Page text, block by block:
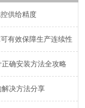
供给精度
有效保障生产连续性
确安装方法全攻略
决方法分享